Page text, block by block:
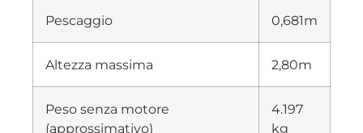
Pescaggio 0,681m
Altezza massima 2,80m
Peso senza motore
(approssimativo)
4.197
kg